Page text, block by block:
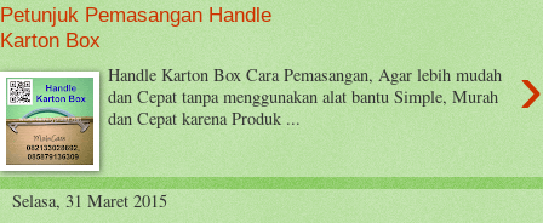
Petunjuk Pemasangan Handle
Karton Box
›
Handle Karton Box Cara Pemasangan, Agar lebih mudah
dan Cepat tanpa menggunakan alat bantu Simple, Murah
dan Cepat karena Produk ...
Selasa, 31 Maret 2015